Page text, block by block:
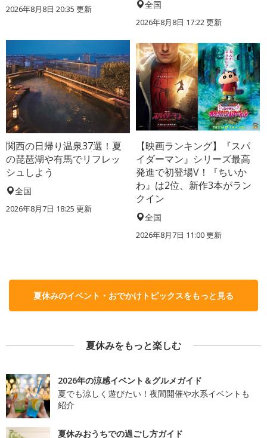
2026年8月8日 20:35 更新 全国
2026年8月8日 17:22更新
関西の日帰り温泉37選！夏
の琵琶湖や有馬でリフレッ
シュしよう
全国
2026年8月7日 18:25 更新
【映画ランキング】『スパ
イダーマン』シリーズ最高
発進で初登場V！『ちいか
わ』は2位、新作3本がラン
クイン
全国
2026年8月7日 11:00更新
夏休みのイベント・おでかけトピックスをもっと見る
夏休みをもっと楽しむ
2026年の涼感イベント＆グルメガイド
夏でも涼しく遊びたい！夜間開催や水系イベントも
紹介
夏休みおうちでの過ごし方ガイド